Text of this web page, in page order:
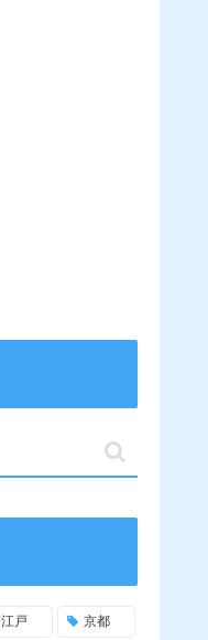
江戸 京都